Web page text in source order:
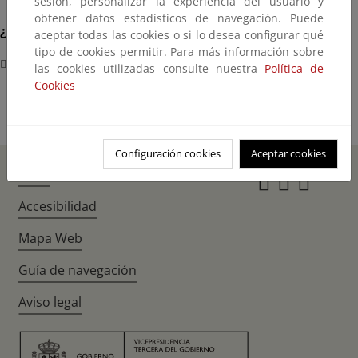
¿Dónde?
Ronda de Atocha, 2
obtener datos estadísticos de navegación. Puede
aceptar todas las cookies o si lo desea configurar qué
tipo de cookies permitir. Para más información sobre
las cookies utilizadas consulte nuestra Política de
Cookies
Configuración cookies Aceptar cookies
Accesibilidad
Mapa Web
Guía de navegación
Aviso legal